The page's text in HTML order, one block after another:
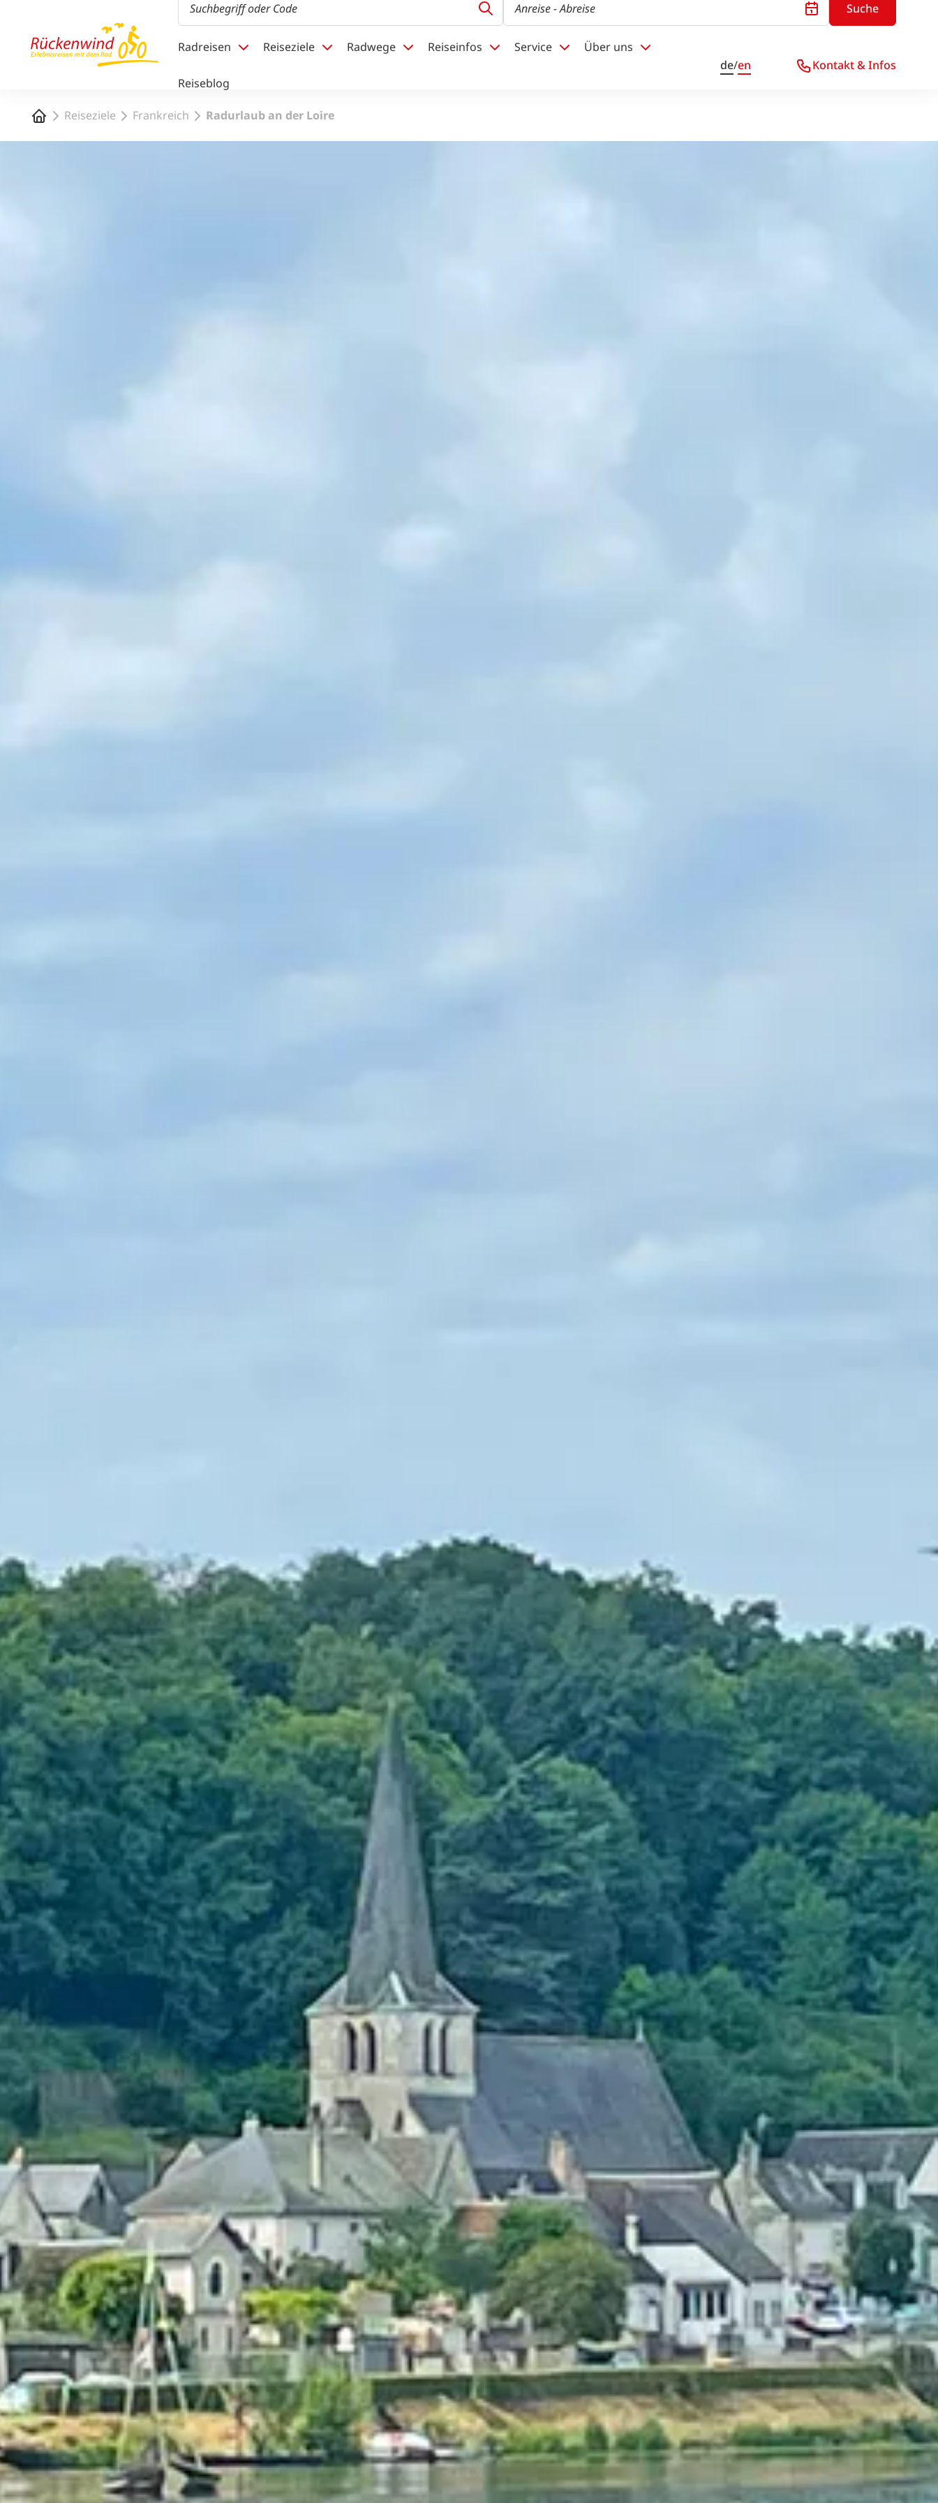
Anreise- Abreise Suche
Radreisen Reiseziele Radwege Reiseinfos Service Über uns
Reiseblog
de/en Kontakt & Infos
StartseiteReiseziele Frankreich Radurlaub an der Loire